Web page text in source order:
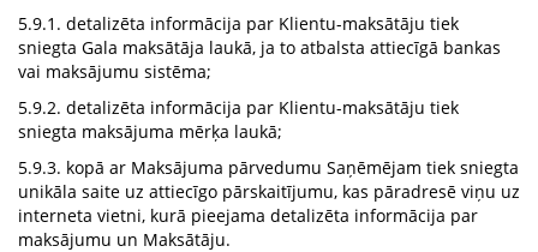
5.9.1. detalizēta informācija par Klientu-maksātāju tiek
sniegta Gala maksātāja laukā, ja to atbalsta attiecīgā bankas
vai maksājumu sistēma;
5.9.2. detalizēta informācija par Klientu-maksātāju tiek
sniegta maksājuma mērķa laukā;
5.9.3. kopā ar Maksājuma pārvedumu Saņēmējam tiek sniegta
unikāla saite uz attiecīgo pārskaitījumu, kas pāradresē viņu uz
interneta vietni, kurā pieejama detalizēta informācija par
maksājumu un Maksātāju.